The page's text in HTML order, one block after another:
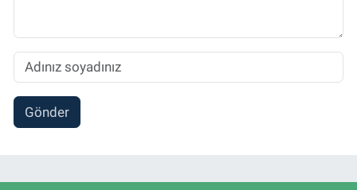
Gönder